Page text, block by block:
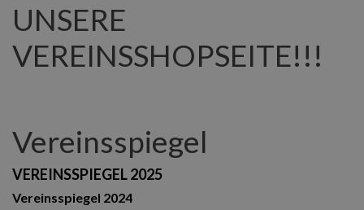
UNSERE
VEREINSSHOPSEITE!!!
Vereinsspiegel
VEREINSSPIEGEL 2025
Vereinsspiegel 2024